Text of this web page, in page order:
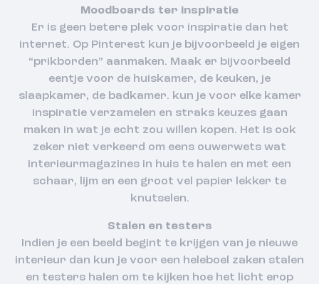
Moodboards ter inspiratie
Er is geen betere plek voor inspiratie dan het
internet. Op Pinterest kun je bijvoorbeeld je eigen
“prikborden” aanmaken. Maak er bijvoorbeeld
eentje voor de huiskamer, de keuken, je
slaapkamer, de badkamer. kun je voor elke kamer
inspiratie verzamelen en straks keuzes gaan
maken in wat je echt zou willen kopen. Het is ook
zeker niet verkeerd om eens ouwerwets wat
interieurmagazines in huis te halen en met een
schaar, lijm en een groot vel papier lekker te
knutselen.
Stalen en testers
Indien je een beeld begint te krijgen van je nieuwe
interieur dan kun je voor een heleboel zaken stalen
en testers halen om te kijken hoe het licht erop